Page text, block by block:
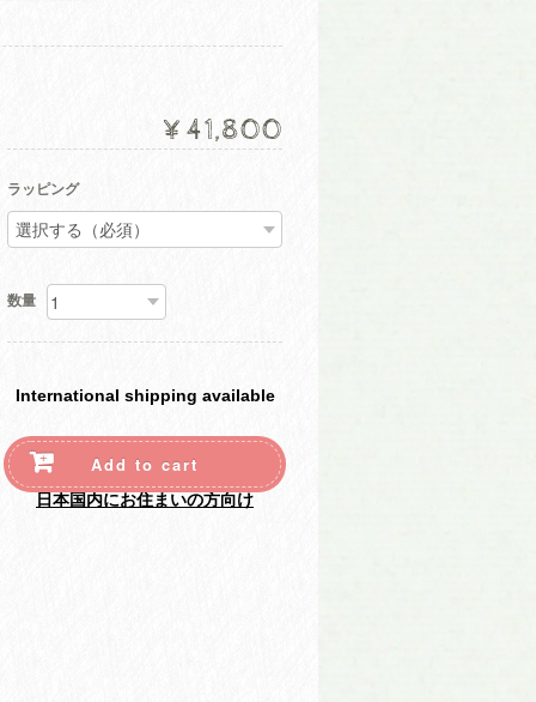
¥41,800
ラッピング
数量
International shipping available
Add to cart
日本国内にお住まいの方向け